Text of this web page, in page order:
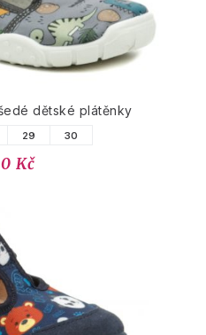
dětské plátěnky
29 30
Kč